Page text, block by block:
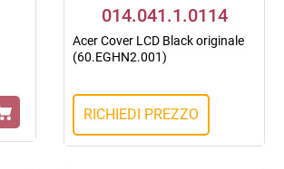
014.041.1.0114
Acer Cover LCD Black originale
(60.EGHN2.001)
RICHIEDI PREZZO